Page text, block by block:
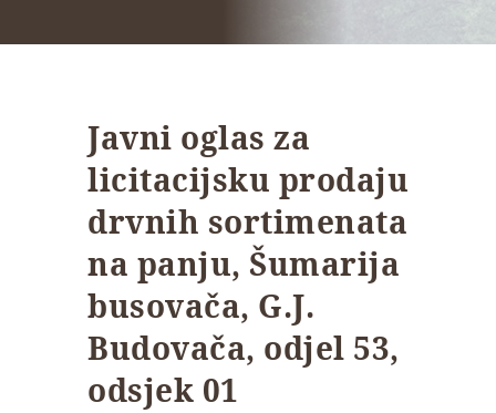
Javni oglas za
licitacijsku prodaju
drvnih sortimenata
na panju, Šumarija
busovača, G.J.
Budovača, odjel 53,
odsjek 01